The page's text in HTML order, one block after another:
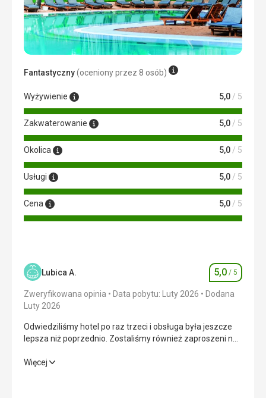
Fantastyczny(oceniony przez 8 osób)
Wyżywienie 5,0 / 5
Zakwaterowanie 5,0 / 5
Okolica 5,0 / 5
Usługi 5,0 / 5
Cena 5,0 / 5
Lubica A. Ocena
5,0 / 5
Zweryfikowana opinia Data pobytu: Luty 2026
Dodana
Luty 2026
Odwiedziliśmy hotel po raz trzeci i obsługa była jeszcze
lepsza niż poprzednio. Zostaliśmy również zaproszeni na
podzielić się z nimi naszymi wrażeniami i poznać innych
Odwiedziliśmy hotel po raz trzeci i obsługa była jeszcze
Więcej